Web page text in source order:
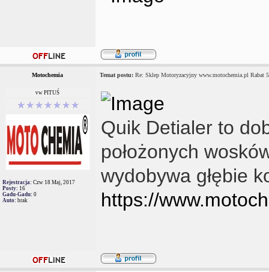
Motochemia Temat postu: Re: Sklep Motoryzacyjny www.motochemia.pl Rabat
vw PITUŚ
Rejestracja: Czw 18 Maj, 2017
Posty: 16
Gadu-Gadu: 0
Auto: brak
Quik Detialer to
położonych
wydobywa głębie
https://